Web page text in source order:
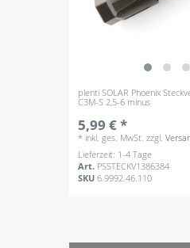
plenti SOLAR Phoenix
C3M-S 2,5-6 minus
5,99 € *
* inkl. ges. MwSt. zzgl.
Lieferzeit: 1-4 Tage
Art. PSSTECKV1386384
SKU6.9992.46.110